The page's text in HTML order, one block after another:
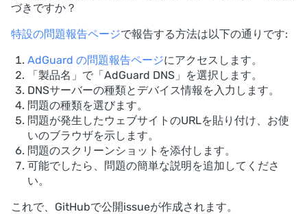
づきですか？
特設の問題報告ページで報告する方法は以下の通りです:
AdGuard の問題報告ページにアクセスします。
「製品名」で「AdGuard DNS」を選択します。
DNSサーバーの種類とデバイス情報を入力します。
問題の種類を選びます。
問題が発生したウェブサイトのURLを貼り付け、お使
いのブラウザを示します。
問題のスクリーンショットを添付します。
可能でしたら、問題の簡単な説明を追加してくださ
い。
これで、GitHubで公開issueが作成されます。